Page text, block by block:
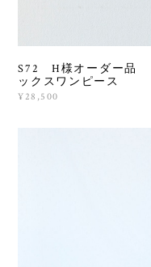
S72 H様オーダー品
ックスワンピース
¥28,500